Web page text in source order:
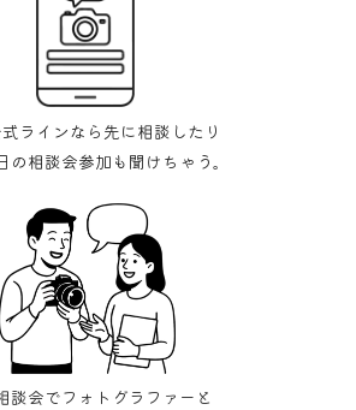
ラインなら先に相談したり
相談会参加も聞けちゃう。
談会でフォトグラファーと